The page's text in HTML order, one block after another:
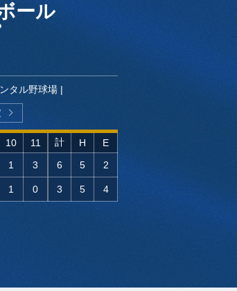
ール
タル野球場
10 11 計 H
E
1 3 6 5 2
1 0 3 5 4